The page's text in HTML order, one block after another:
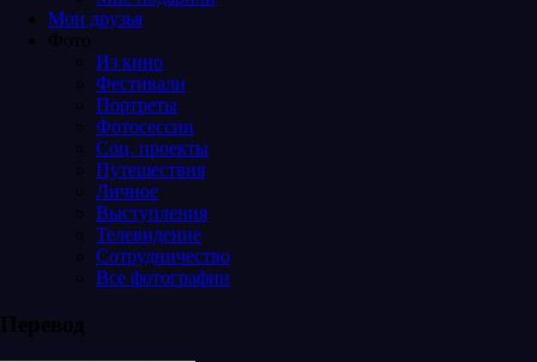
Мои друзья
Фото
Из кино
Фестивали
Портреты
Фотосессии
Соц. проекты
Путешествия
Личное
Выступления
Телевидение
Сотрудничество
Все фотографии
Перевод